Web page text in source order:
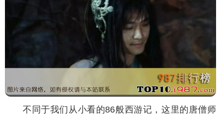
不同于我们从小看的86般西游记，这里的唐僧师